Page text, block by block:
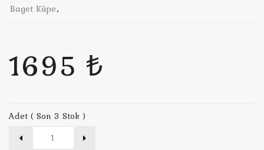
Baget Küpe,
1695 ₺
Adet ( Son 3 Stok )